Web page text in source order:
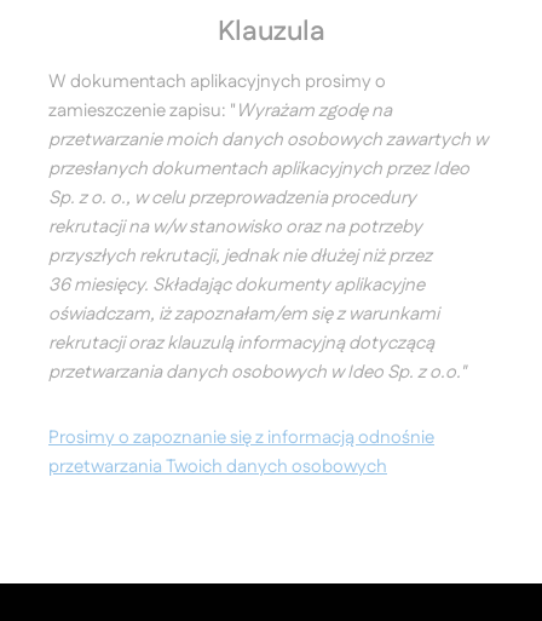
Klauzula
W dokumentach aplikacyjnych prosimy o
zamieszczenie zapisu: "Wyrażam zgodę na
przetwarzanie moich danych osobowych zawartych w
przesłanych dokumentach aplikacyjnych przez Ideo
Sp. z o. o., w celu przeprowadzenia procedury
rekrutacji na w/w stanowisko oraz na potrzeby
przyszłych rekrutacji, jednak nie dłużej niż przez
36 miesięcy. Składając dokumenty aplikacyjne
oświadczam, iż zapoznałam/em się z warunkami
rekrutacji oraz klauzulą informacyjną dotyczącą
przetwarzania danych osobowych w Ideo Sp. z o.o."
Prosimy o zapoznanie się z informacją odnośnie
przetwarzania Twoich danych osobowych